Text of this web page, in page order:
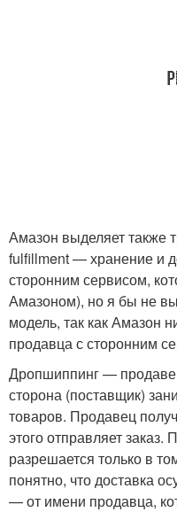
Амазон выделяет также
fulfillment — хранение и
сторонним сервисом,
Амазоном), но я бы не
модель, так как Амазон
продавца с сторонним
Дропшиппинг —
сторона (поставщик)
товаров. Продавец
этого отправляет
разрешается только в
понятно, что доставка
— от имени продавца,